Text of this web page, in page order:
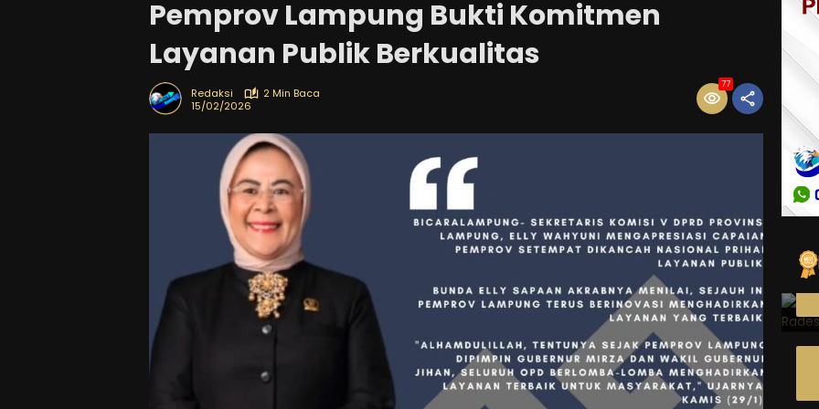
Pemprov Lampung Bukti Komitmen
Layanan Publik Berkualitas
Redaksi
2 Min Baca
15/02/2026
77